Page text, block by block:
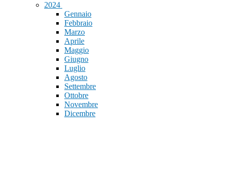
2024
Gennaio
Febbraio
Marzo
Aprile
Maggio
Giugno
Luglio
Agosto
Settembre
Ottobre
Novembre
Dicembre